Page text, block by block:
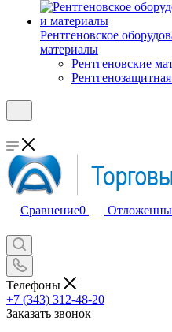
Рентгеновское
материалы
Рентгеновские
Сравнение0
Телефоны
+7 (343) 312-48-20
Заказать звонок